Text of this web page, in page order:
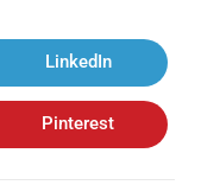
LinkedIn
Pinterest